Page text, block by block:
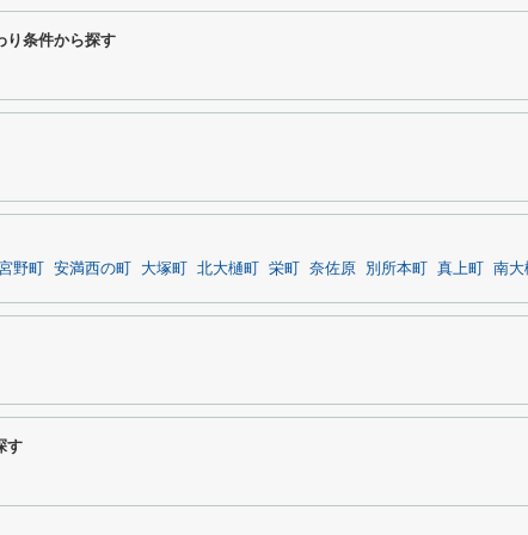
り条件から探す
野町 安満西の町 大塚町 北大樋町 栄町 奈佐原 別所本町 真上町 南大
す